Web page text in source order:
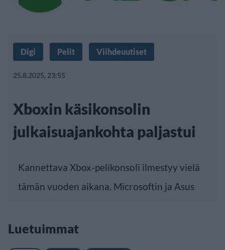
Digi Pelit Viihdeuutiset
25.8.2025, 23:55
Xboxin käsikonsolin
julkaisuajankohta paljastui
Kannettava Xbox-pelikonsoli ilmestyy vielä
tämän vuoden aikana. Microsoftin ja Asus
Luetuimmat